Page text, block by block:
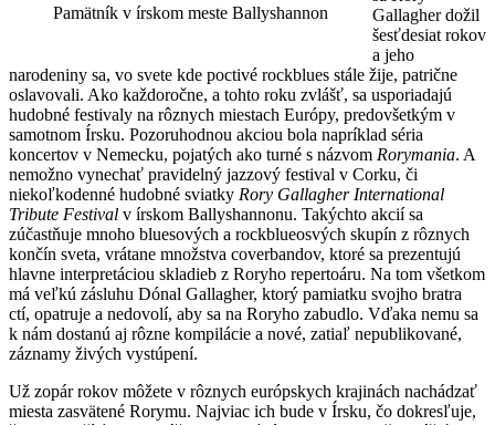
Pamätník v írskom meste Ballyshannon
Gallagher dožil
šesťdesiat rokov
a jeho
narodeniny sa, vo svete kde poctivé rockblues stále žije, patrične
oslavovali. Ako každoročne, a tohto roku zvlášť, sa usporiadajú
hudobné festivaly na rôznych miestach Európy, predovšetkým v
samotnom Írsku. Pozoruhodnou akciou bola napríklad séria
koncertov v Nemecku, pojatých ako turné s názvom Rorymania. A
nemožno vynechať pravidelný jazzový festival v Corku, či
niekoľkodenné hudobné sviatky Rory Gallagher International
Tribute Festival v írskom Ballyshannonu. Takýchto akcií sa
zúčastňuje mnoho bluesových a rockblueosvých skupín z rôznych
končín sveta, vrátane množstva coverbandov, ktoré sa prezentujú
hlavne interpretáciou skladieb z Roryho repertoáru. Na tom všetkom
má veľkú zásluhu Dónal Gallagher, ktorý pamiatku svojho bratra
ctí, opatruje a nedovolí, aby sa na Roryho zabudlo. Vďaka nemu sa
k nám dostanú aj rôzne kompilácie a nové, zatiaľ nepublikované,
záznamy živých vystúpení.
Už zopár rokov môžete v rôznych európskych krajinách nachádzať
miesta zasvätené Rorymu. Najviac ich bude v Írsku, čo dokresľuje,